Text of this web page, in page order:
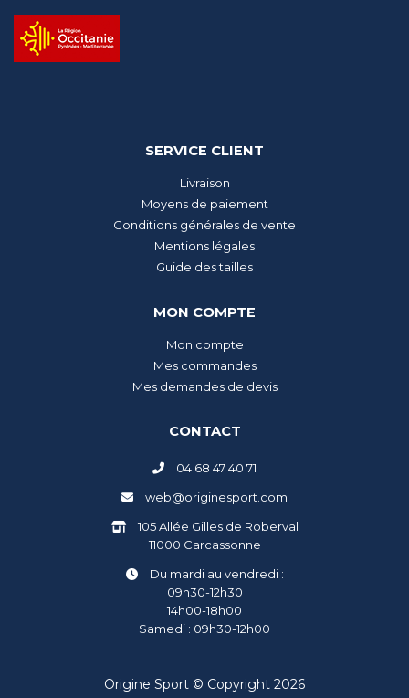
SERVICE CLIENT
Livraison
Moyens de paiement
Conditions générales de vente
Mentions légales
Guide des tailles
MON COMPTE
Mon compte
Mes commandes
Mes demandes de devis
CONTACT
04 68 47 40 71
web@originesport.com
105 Allée Gilles de Roberval
11000 Carcassonne
Du mardi au vendredi :
09h30-12h30
14h00-18h00
Samedi : 09h30-12h00
Origine Sport © Copyright 2026